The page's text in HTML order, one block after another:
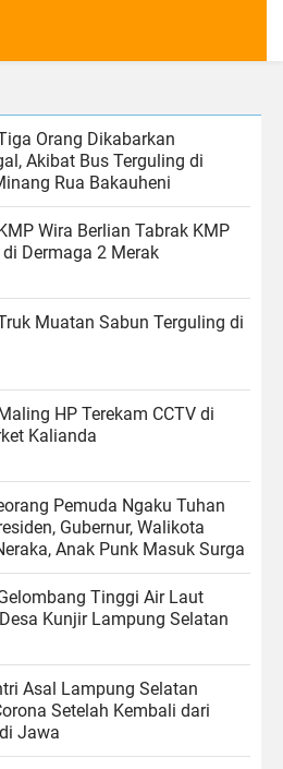
Orang Dikabarkan
Akibat Bus Terguling di
Rua Bakauheni
Wira Berlian Tabrak KMP
Dermaga 2 Merak
Muatan Sabun Terguling di
HP Terekam CCTV di
Kalianda
Pemuda Ngaku Tuhan
Gubernur, Walikota
Anak Punk Masuk Surga
Tinggi Air Laut
Kunjir Lampung Selatan
Asal Lampung Selatan
Setelah Kembali dari
Jawa